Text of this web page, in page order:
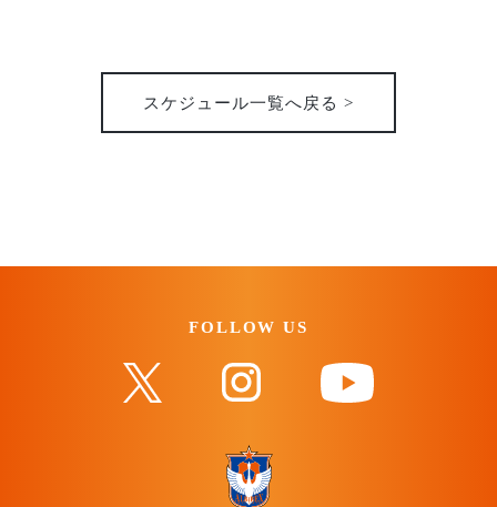
スケジュール一覧へ戻る >
FOLLOW US